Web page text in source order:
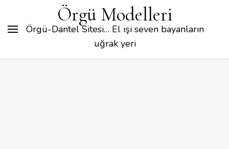
Örgü Modelleri
Örgü-Dantel Sitesi… El işi seven bayanların
uğrak yeri